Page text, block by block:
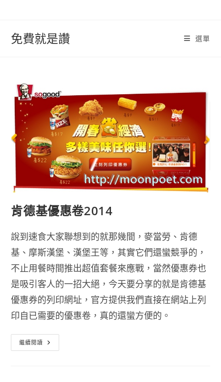
免費就是讚 選單
肯德基優惠卷2014
說到速食大家聯想到的就那幾間，麥當勞、肯德
基、摩斯漢堡、漢堡王等，其實它們還蠻競爭的，
不止用餐時間推出超值套餐來應戰，當然優惠券也
是吸引客人的一招大絕，今天要分享的就是肯德基
優惠券的列印網址，官方提供我們直接在網站上列
印自已需要的優惠卷，真的還蠻方便的。
繼續閱讀 肯
德